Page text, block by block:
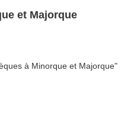
et Majorque